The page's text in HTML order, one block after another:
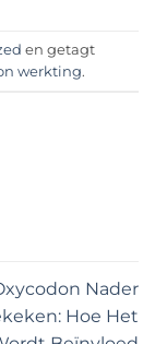
en getagt
werkting.
Nader
Hoe Het